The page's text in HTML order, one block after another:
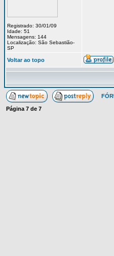
Registrado: 30/01/09
Idade: 51
Mensagens: 144
Localização: São Sebastião-
SP
Voltar ao topo
Página 7 de 7